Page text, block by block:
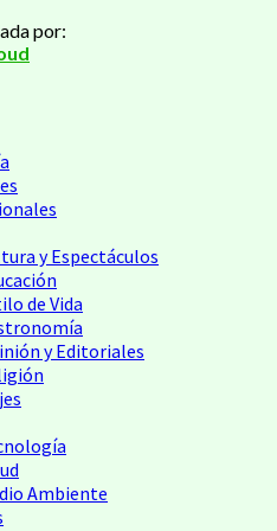
por:
y Espectáculos
de Vida
y Editoriales
Ambiente